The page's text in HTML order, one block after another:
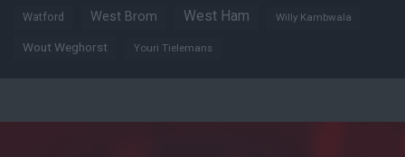
Watford West Brom West Ham Willy Kambwala
Wout Weghorst Youri Tielemans